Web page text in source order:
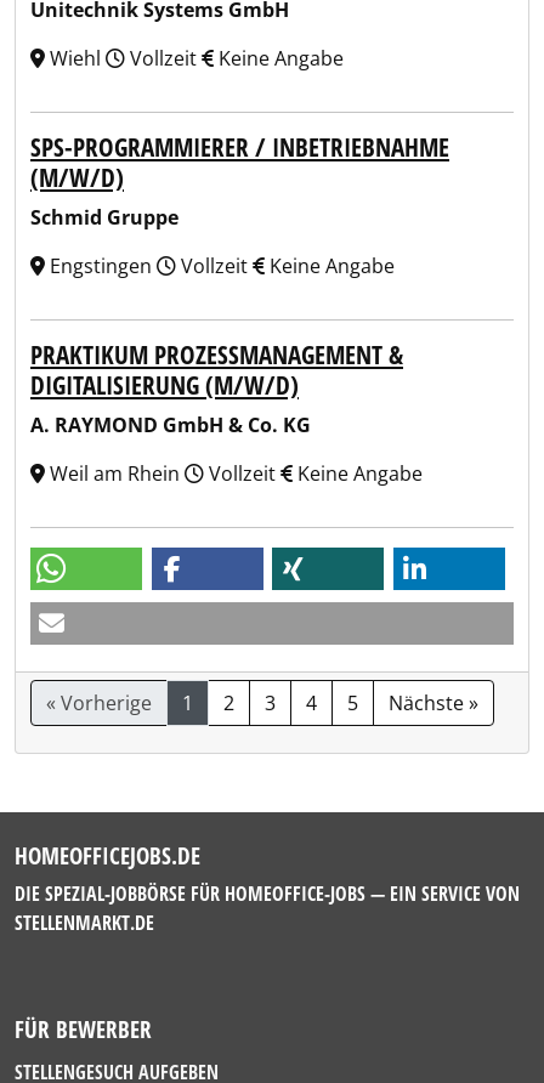
Unitechnik Systems GmbH
Wiehl
Vollzeit Keine Angabe
SPS-PROGRAMMIERER / INBETRIEBNAHME
(M/W/D)
Schmid Gruppe
Engstingen
Vollzeit Keine Angabe
PRAKTIKUM PROZESSMANAGEMENT &
DIGITALISIERUNG (M/W/D)
A. RAYMOND GmbH & Co. KG
Weil am Rhein
Vollzeit Keine Angabe
« Vorherige 1 2 3 4 5 Nächste »
HOMEOFFICEJOBS.DE
DIE SPEZIAL-JOBBÖRSE FÜR HOMEOFFICE-JOBS — EIN SERVICE VON
STELLENMARKT.DE
FÜR BEWERBER
STELLENGESUCH AUFGEBEN